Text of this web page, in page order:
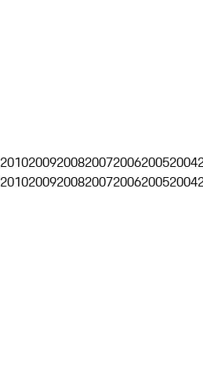
2010200920082007200620052004
2010200920082007200620052004